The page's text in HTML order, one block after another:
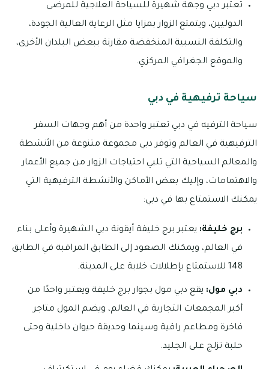
تعتبر دبي وجهة شهيرة للسياحة العلاجية للمرضى
الدوليين، ويتمتع الزوار بمزايا مثل الرعاية العالية الجودة،
والتكلفة النسبية المنخفضة مقارنة ببعض البلدان الأخرى،
والموقع الجغرافي المركزي.
سياحة ترفيهية في دبي
سياحة الترفيه في دبي تعتبر واحدة من أهم وجهات السفر
الترفيهية في العالم وتوفر دبي مجموعة متنوعة من الأنشطة
والمعالم السياحية التي تلبي احتياجات الزوار من جميع الأعمار
والاهتمامات، وإليك بعض الأماكن والأنشطة الترفيهية التي
يمكنك الاستمتاع بها في دبي:
برج خليفة: يعتبر برج خليفة أيقونة دبي الشهيرة وأعلى بناء
في العالم، ويمكنك الصعود إلى الطابق المراقبة في الطابق
148 للاستمتاع بإطلالات خلابة على المدينة.
دبي مول: يقع دبي مول بجوار برج خليفة ويعتبر واحدًا من
أكبر المجمعات التجارية في العالم، ويضم المول متاجر
فاخرة ومطاعم راقية وسينما وحديقة حيوان داخلية وحتى
حلبة تزلج على الجليد.